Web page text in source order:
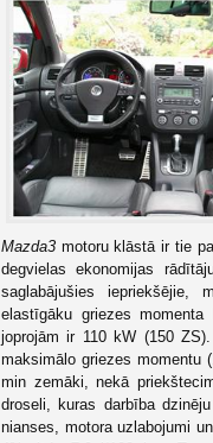
Mazda3 motoru klāstā ir tie
degvielas ekonomijas
saglabājušies iepriekšējie,
elastīgāku griezes
joprojām ir 110 kW (150
maksimālo griezes momentu
min zemāki, nekā
droseli, kuras darbība
nianses, motora uzlabojumi